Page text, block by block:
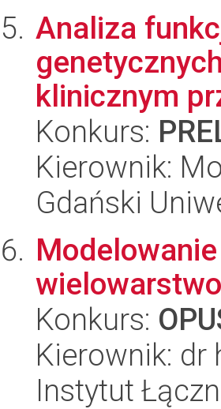
Analiza
klinicznym
Konkurs:
Kierownik:
Gdański
Konkurs:
Kierownik: dr
Instytut